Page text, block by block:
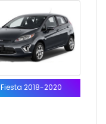
Fiesta 2018-2020